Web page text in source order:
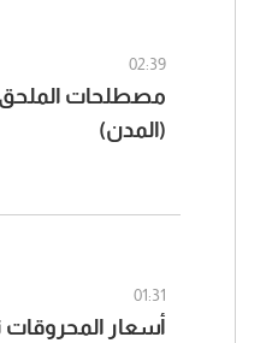
02:39
(المدن)
01:31
أسعار